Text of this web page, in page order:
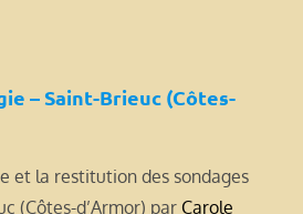
– Saint-Brieuc (Côtes-
et la restitution des sondages
(Côtes-d’Armor) par Carole